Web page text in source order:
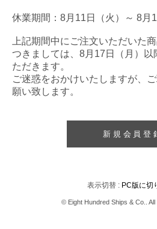
休業期間：8月11日（火）～ 8月
上記期間中にご注文いただいた
つきましては、8月17日（月）以
ただきます。
ご迷惑をおかけいたしますが、
願い致します。
新規会員登
表示切替 : PC版に切
© Eight Hundred Ships & Co..